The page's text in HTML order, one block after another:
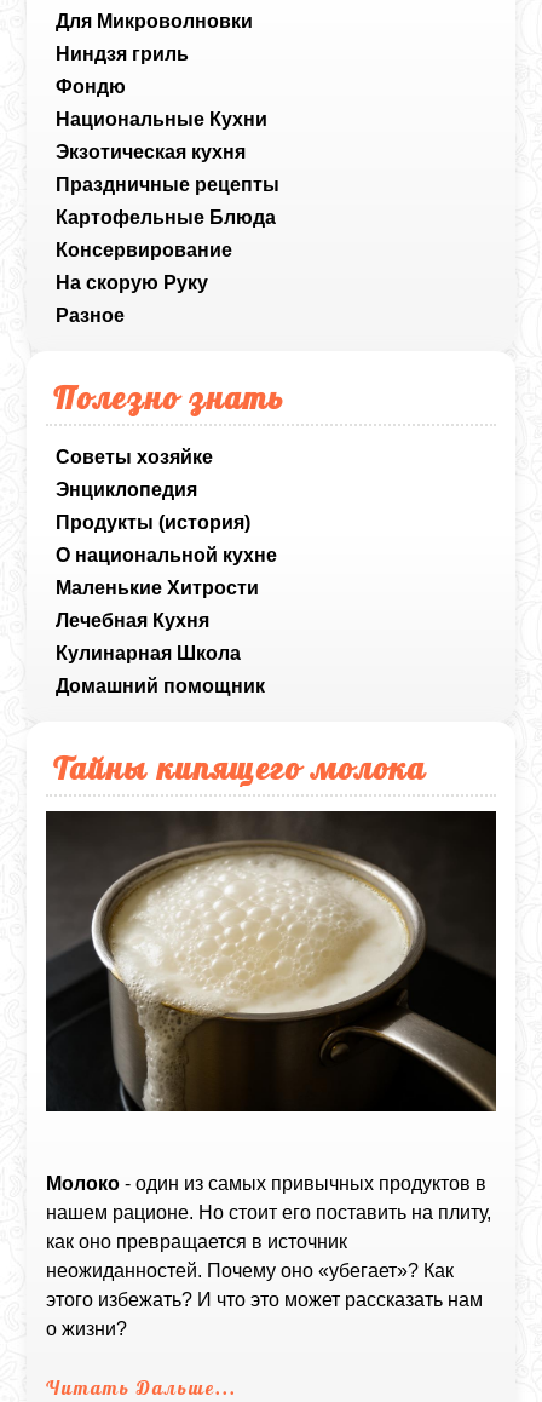
Для Микроволновки
Ниндзя гриль
Фондю
Национальные Кухни
Экзотическая кухня
Праздничные рецепты
Картофельные Блюда
Консервирование
На скорую Руку
Разное
Полезно знать
Советы хозяйке
Энциклопедия
Продукты (история)
О национальной кухне
Маленькие Хитрости
Лечебная Кухня
Кулинарная Школа
Домашний помощник
Тайны кипящего молока
Молоко - один из самых привычных продуктов в
нашем рационе. Но стоит его поставить на плиту,
как оно превращается в источник
неожиданностей. Почему оно «убегает»? Как
этого избежать? И что это может рассказать нам
о жизни?
Читать Дальше...